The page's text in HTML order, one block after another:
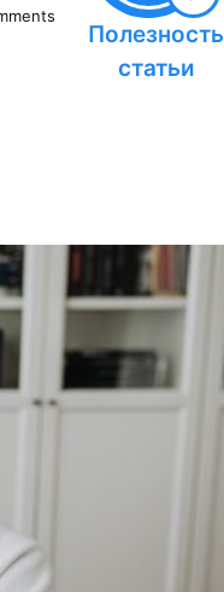
Полезность
статьи